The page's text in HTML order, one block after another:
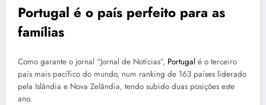
Portugal é o país perfeito para as
famílias
Como garante o jornal “Jornal de Notícias”, Portugal é o terceiro
país mais pacífico do mundo, num ranking de 163 países liderado
pela Islândia e Nova Zelândia, tendo subido duas posições este
ano.